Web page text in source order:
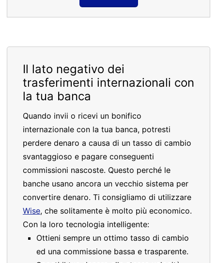
Il lato negativo dei
trasferimenti internazionali con
la tua banca
Quando invii o ricevi un bonifico
internazionale con la tua banca, potresti
perdere denaro a causa di un tasso di cambio
svantaggioso e pagare conseguenti
commissioni nascoste. Questo perché le
banche usano ancora un vecchio sistema per
convertire denaro. Ti consigliamo di utilizzare
Wise, che solitamente è molto più economico.
Con la loro tecnologia intelligente:
Ottieni sempre un ottimo tasso di cambio
ed una commissione bassa e trasparente.